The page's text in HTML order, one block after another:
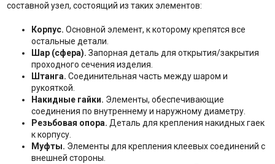
составной узел, состоящий из таких элементов:
Корпус. Основной элемент, к которому крепятся все
остальные детали.
Шар (сфера). Запорная деталь для открытия/закрытия
проходного сечения изделия.
Штанга. Соединительная часть между шаром и
рукояткой.
Накидные гайки. Элементы, обеспечивающие
соединения по внутреннему и наружному диаметру.
Резьбовая опора. Деталь для крепления накидных гаек
к корпусу.
Муфты. Элементы для крепления клеевых соединений с
внешней стороны.